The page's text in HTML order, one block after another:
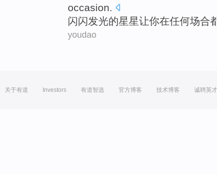
occasion.
闪闪发光的星星让你在任何场合
youdao
关于有道 Investors 有道智选 官方博客 技术博客 诚聘英才